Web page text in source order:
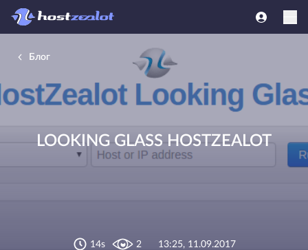
Блог
LOOKING GLASS HOSTZEALOT
14s 2 13:25, 11.09.2017